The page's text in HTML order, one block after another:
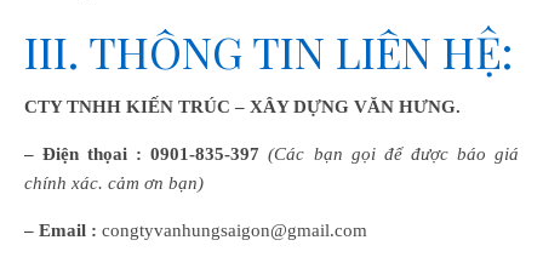
III. THÔNG TIN LIÊN HỆ:
CTY TNHH KIẾN TRÚC – XÂY DỰNG VĂN HƯNG.
– Điện thọai : 0901-835-397 (Các bạn gọi để được báo giá
chính xác. cảm ơn bạn)
– Email : congtyvanhungsaigon@gmail.com